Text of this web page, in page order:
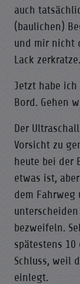
auch
(baulichen)
und mir nicht
Lack zerkratze.
Jetzt habe
Bord. Gehen
Der
Vorsicht zu
heute bei der
etwas ist,
dem Fahrweg
bezweifeln.
spätestens
Schluss, weil
einlegt.